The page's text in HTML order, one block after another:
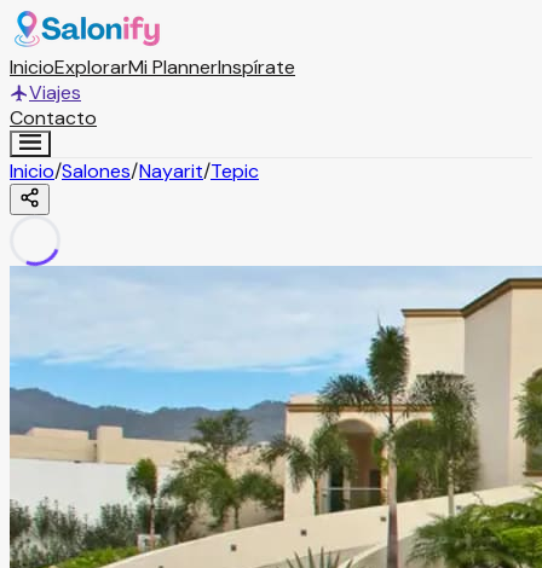
InicioExplorarMi PlannerInspírate
Viajes
Contacto
Inicio/Salones/Nayarit/Tepic